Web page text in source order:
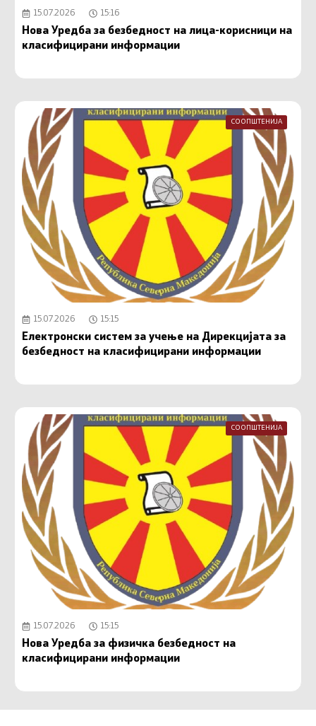
15.07.2026 15:16
Нова Уредба за безбедност на лица-корисници на
класифицирани информации
СООПШТЕНИЈА
15.07.2026 15:15
Електронски систем за учење на Дирекцијата за
безбедност на класифицирани информации
СООПШТЕНИЈА
15.07.2026 15:15
Нова Уредба за физичка безбедност на
класифицирани информации